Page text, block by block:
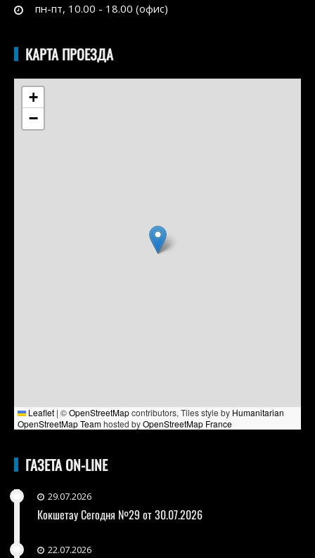
пн-пт, 10.00 - 18.00 (офис)
КАРТА ПРОЕЗДА
+
−
Leaflet | ©OpenStreetMapcontributors, Tiles style by Humanitarian
OpenStreetMap Teamhosted byOpenStreetMap France
ГАЗЕТА ON-LINE
29.07.2026
Кокшетау Сегодня №29 от 30.07.2026
22.07.2026